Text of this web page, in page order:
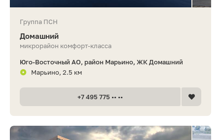
Группа ПСН
Домашний
микрорайон комфорт-класса
Юго-Восточный АО, район Марьино, ЖК Домашний
Марьино, 2.5 км
+7 495 775 •• ••